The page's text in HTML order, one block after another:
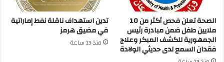
الصحة تعلن فحص أكثر من 10
ملايين طفل ضمن مبادرة رئيس
الجمهورية للكشف المبكر وعلاج
فقدان السمع لدى حديثي الولادة
تدين استهداف ناقلة نفط إماراتية
في مضيق هرمز
منذ 13 ساعة